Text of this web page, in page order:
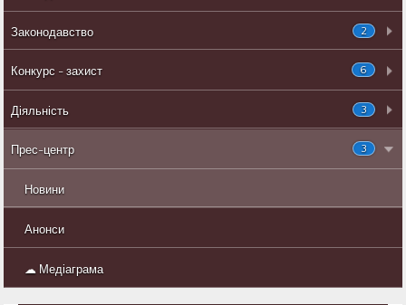
2
Законодавство
6
Конкурс - захист
3
Діяльність
3
Прес-центр
Новини
Анонси
☁ Медіаграма